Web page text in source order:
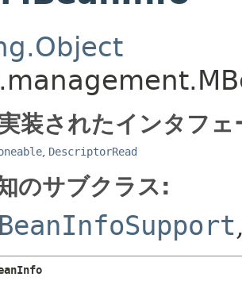
装されたインタフ
DescriptorRead
のサブクラス: